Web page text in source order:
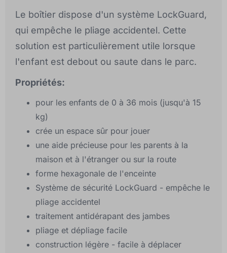
Le boîtier dispose d'un système LockGuard,
qui empêche le pliage accidentel. Cette
solution est particulièrement utile lorsque
l'enfant est debout ou saute dans le parc.
Propriétés:
pour les enfants de 0 à 36 mois (jusqu'à 15
kg)
crée un espace sûr pour jouer
une aide précieuse pour les parents à la
maison et à l'étranger ou sur la route
forme hexagonale de l'enceinte
Système de sécurité LockGuard - empêche le
pliage accidentel
traitement antidérapant des jambes
pliage et dépliage facile
construction légère - facile à déplacer